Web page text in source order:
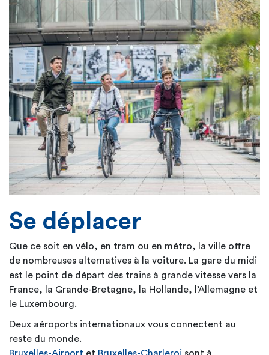
Se déplacer
Que ce soit en vélo, en tram ou en métro, la ville offre
de nombreuses alternatives à la voiture. La gare du midi
est le point de départ des trains à grande vitesse vers la
France, la Grande-Bretagne, la Hollande, l’Allemagne et
le Luxembourg.
Deux aéroports internationaux vous connectent au
reste du monde.